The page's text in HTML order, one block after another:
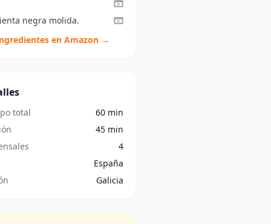
negra molida.
en Amazon →
total
60 min
45 min
4
España
Galicia